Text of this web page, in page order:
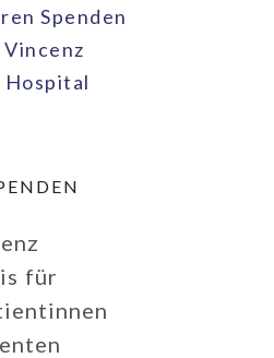
Spenden
für